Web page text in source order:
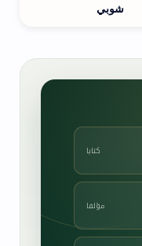
شوبي
كتابا
مؤلفا